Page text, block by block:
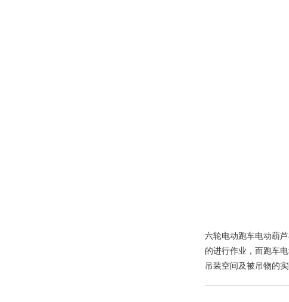
六轮电动跑车电动葫
的进行作业，而跑车
吊装空间及被吊物的